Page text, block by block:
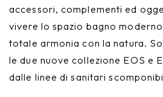
accessori, complementi ed
vivere lo spazio bagno
totale armonia con la natura.
le due nuove collezione EOS e
dalle linee di sanitari